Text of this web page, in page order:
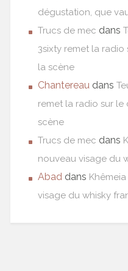
dégustation, que
Trucs de mec dans
3sixty remet la
la scène
Chantereau dans
remet la radio sur le
scène
Trucs de mec dans
nouveau visage du
Abad dans
visage du whisky